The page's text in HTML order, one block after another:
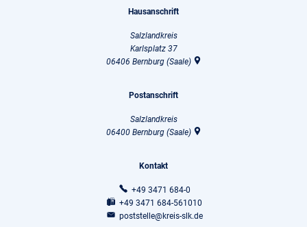
Hausanschrift
Salzlandkreis
Karlsplatz 37
06406 Bernburg (Saale)
Postanschrift
Salzlandkreis
06400 Bernburg (Saale)
Kontakt
+49 3471 684-0
+49 3471 684-561010
poststelle@kreis-slk.de